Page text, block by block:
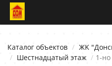
Каталог объектов
ЖK
Шестнадцатый этаж
1-